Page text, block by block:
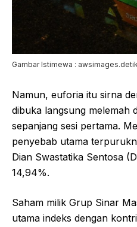
Gambar Istimewa :
Namun, euforia itu sirna
dibuka langsung melemah
sepanjang sesi pertama.
penyebab utama
Dian Swastatika Sentosa
14,94%.
Saham milik Grup Sinar
utama indeks dengan